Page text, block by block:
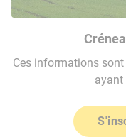
Ces informations
ayant